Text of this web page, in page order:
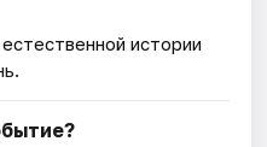
истории